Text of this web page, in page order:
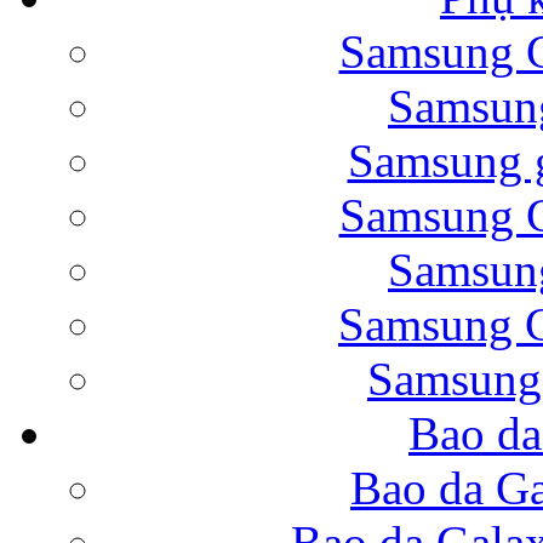
Bao da Samsung
Bao da Galaxy
Nắp lưng Samsung
Samsung
Samsung
Samsung
Bao
Bao da